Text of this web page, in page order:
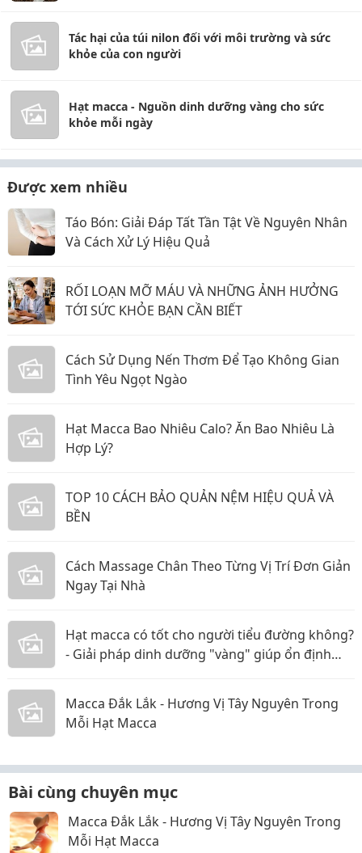
Tác hại của túi nilon đối với môi trường và sức
khỏe của con người
Hạt macca - Nguồn dinh dưỡng vàng cho sức
khỏe mỗi ngày
Được xem nhiều
Táo Bón: Giải Đáp Tất Tần Tật Về Nguyên Nhân
Và Cách Xử Lý Hiệu Quả
RỐI LOẠN MỠ MÁU VÀ NHỮNG ẢNH HƯỞNG
TỚI SỨC KHỎE BẠN CẦN BIẾT
Cách Sử Dụng Nến Thơm Để Tạo Không Gian
Tình Yêu Ngọt Ngào
Hạt Macca Bao Nhiêu Calo? Ăn Bao Nhiêu Là
Hợp Lý?
TOP 10 CÁCH BẢO QUẢN NỆM HIỆU QUẢ VÀ
BỀN
Cách Massage Chân Theo Từng Vị Trí Đơn Giản
Ngay Tại Nhà
Hạt macca có tốt cho người tiểu đường không?
- Giải pháp dinh dưỡng "vàng" giúp ổn định
Macca Đắk Lắk - Hương Vị Tây Nguyên Trong
Mỗi Hạt Macca
Bài cùng chuyên mục
Macca Đắk Lắk - Hương Vị Tây Nguyên Trong
Mỗi Hạt Macca